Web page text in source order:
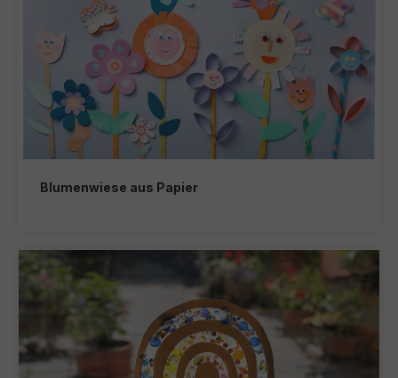
Blumenwiese aus Papier